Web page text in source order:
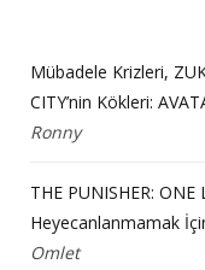
Mübadele Krizleri,
CITY’nin Kökleri:
Ronny
THE PUNISHER: ONE
Heyecanlanmamak
Omlet